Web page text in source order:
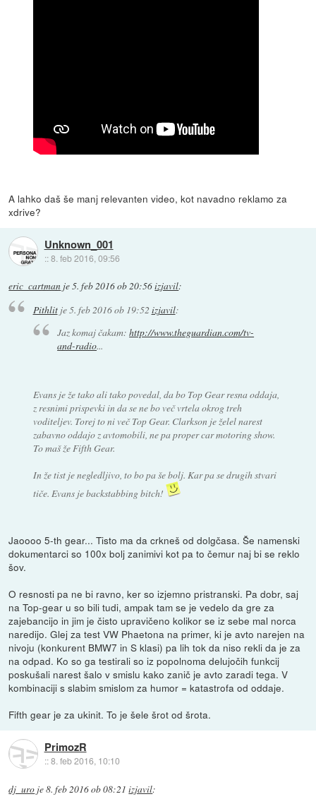
A lahko daš še manj relevanten video, kot navadno reklamo za
xdrive?
Unknown_001
::8. feb 2016, 09:56
eric_cartman je5. feb 2016 ob 20:56izjavil:
Pithlitje5. feb 2016 ob 19:52 izjavil:
Jaz komaj čakam:http://www.theguardian.com/tv-
and-radio...
Evans je že tako ali tako povedal, da bo Top Gear resna oddaja,
z resnimi prispevki in da se ne bo več vrtela okrog treh
voditeljev. Torej to ni več Top Gear. Clarkson je želel narest
zabavno oddajo z avtomobili, ne pa proper car motoring show.
To maš že Fifth Gear.
In že tist je negledljivo, to bo pa še bolj. Kar pa se drugih stvari
tiče. Evans je backstabbing bitch!
Jaoooo 5-th gear... Tisto ma da crkneš od dolgčasa. Še namenski
dokumentarci so 100x bolj zanimivi kot pa to čemur naj bi se reklo
šov.
O resnosti pa ne bi ravno, ker so izjemno pristranski. Pa dobr, saj
na Top-gear u so bili tudi, ampak tam se je vedelo da gre za
zajebancijo in jim je čisto upravičeno kolikor se iz sebe mal norca
naredijo. Glej za test VW Phaetona na primer, ki je avto narejen na
nivoju (konkurent BMW7 in S klasi) pa lih tok da niso rekli da je za
na odpad. Ko so ga testirali so iz popolnoma delujočih funkcij
poskušali narest šalo v smislu kako zanič je avto zaradi tega. V
kombinaciji s slabim smislom za humor = katastrofa od oddaje.
Fifth gear je za ukinit. To je šele šrot od šrota.
PrimozR
::8. feb 2016, 10:10
dj_uro je8. feb 2016 ob 08:21 izjavil: